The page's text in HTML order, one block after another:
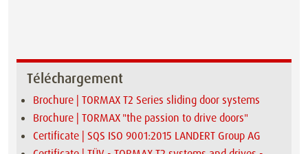
Téléchargement
Brochure | TORMAX T2 Series sliding door systems
Brochure | TORMAX "the passion to drive doors"
Certificate | SQS ISO 9001:2015 LANDERT Group AG